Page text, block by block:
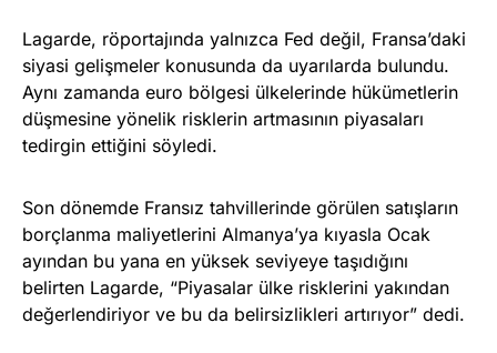
Lagarde, röportajında yalnızca Fed değil, Fransa’daki
siyasi gelişmeler konusunda da uyarılarda bulundu.
Aynı zamanda euro bölgesi ülkelerinde hükümetlerin
düşmesine yönelik risklerin artmasının piyasaları
tedirgin ettiğini söyledi.
Son dönemde Fransız tahvillerinde görülen satışların
borçlanma maliyetlerini Almanya’ya kıyasla Ocak
ayından bu yana en yüksek seviyeye taşıdığını
belirten Lagarde, “Piyasalar ülke risklerini yakından
değerlendiriyor ve bu da belirsizlikleri artırıyor” dedi.